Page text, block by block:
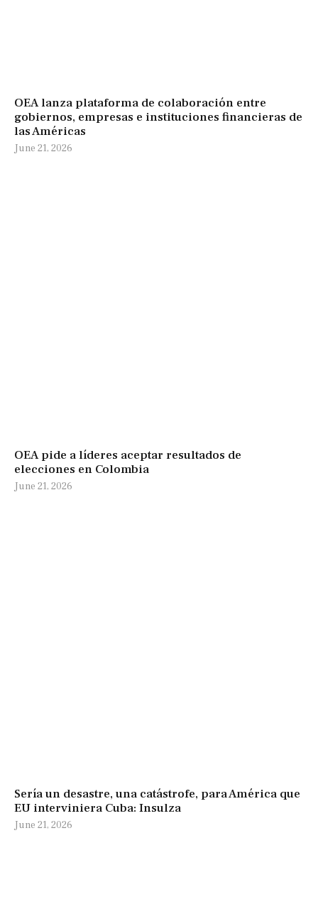
OEA lanza plataforma de colaboración entre
gobiernos, empresas e instituciones financieras de
las Américas
June 21, 2026
OEA pide a líderes aceptar resultados de
elecciones en Colombia
June 21, 2026
Sería un desastre, una catástrofe, para América que
EU interviniera Cuba: Insulza
June 21, 2026